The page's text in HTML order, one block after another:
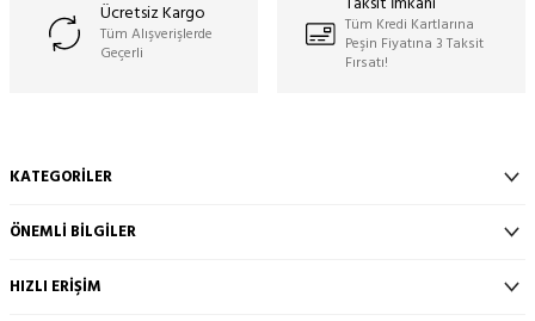
Ücretsiz Kargo
Tüm Alışverişlerde
Geçerli
Tüm Kredi Kartlarına
Peşin Fiyatına 3 Taksit
Fırsatı!
KATEGORILER
ÖNEMLI BILGILER
HIZLI ERIŞIM